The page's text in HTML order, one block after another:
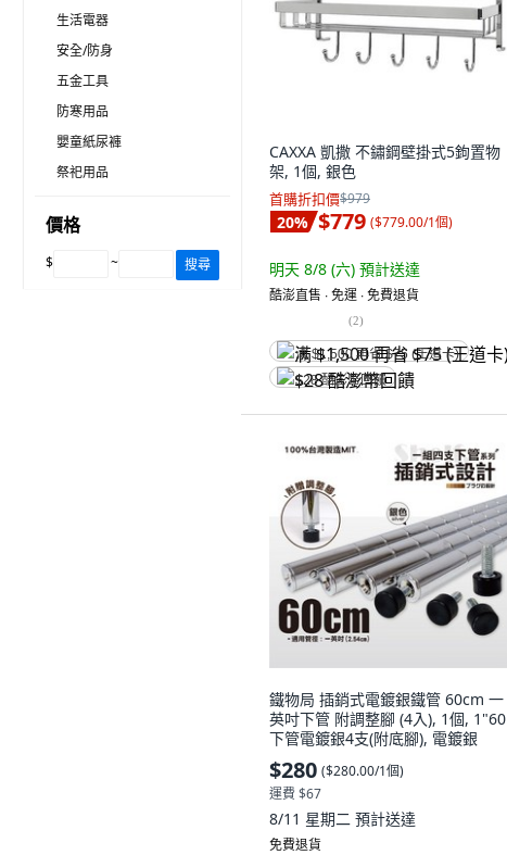
生活電器
安全/防身
五金工具
防寒用品
嬰童紙尿褲
祭祀用品
價格
$ ~ 搜尋
CAXXA 凱撒 不鏽鋼壁掛式5鉤置物
架, 1個, 銀色
首購折扣價$979
20% $779 ($779.00/1個)
明天 8/8 (六) 預計送達
酷澎直售 ∙ 免運 ∙ 免費退貨
(2)
满 $1,500 再省 $75 (王道卡)
$28 酷澎幣回饋
鐵物局 插銷式電鍍銀鐵管 60cm 一
英吋下管 附調整腳 (4入), 1個, 1"60
下管電鍍銀4支(附底腳), 電鍍銀
$280 ($280.00/1個)
運費 $67
8/11 星期二 預計送達
免費退貨